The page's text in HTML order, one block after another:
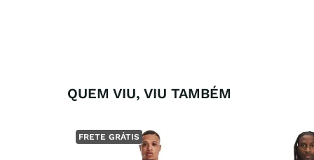
QUEM VIU, VIU TAMBÉM
FRETE GRÁTIS